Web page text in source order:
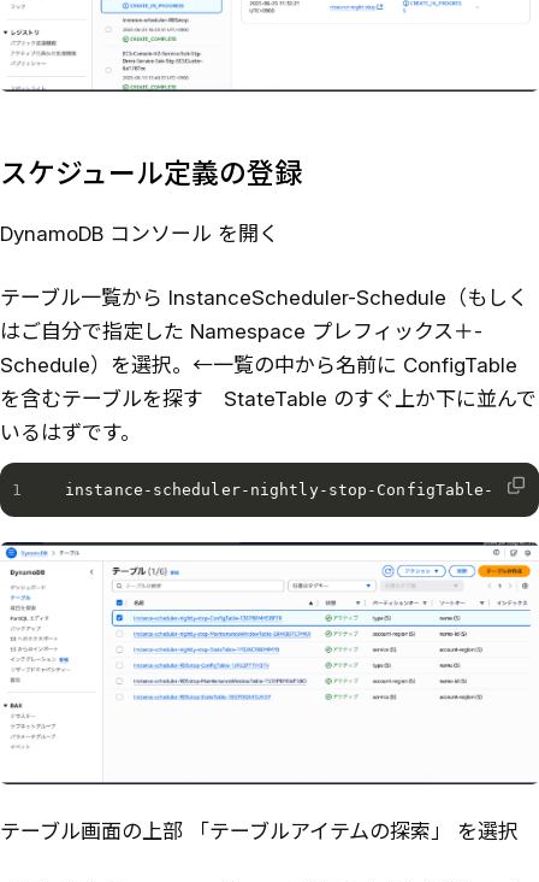
スケジュール定義の登録
DynamoDB コンソール を開く
テーブル一覧から InstanceScheduler-Schedule（もしく
はご自分で指定した Namespace プレフィックス＋-
Schedule）を選択。←一覧の中から名前に ConfigTable
を含むテーブルを探す StateTable のすぐ上か下に並んで
いるはずです。
instance-scheduler-nightly-stop-ConfigTable-
テーブル画面の上部 「テーブルアイテムの探索」 を選択